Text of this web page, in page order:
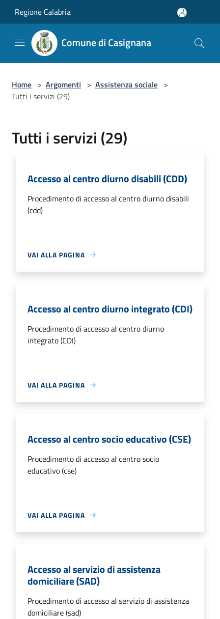
Regione Calabria
Comune di Casignana
Home > Argomenti > Assistenza sociale >
Tutti i servizi (29)
Tutti i servizi (29)
Accesso al centro diurno disabili (CDD)
Procedimento di accesso al centro diurno disabili
(cdd)
VAI ALLA PAGINA
Accesso al centro diurno integrato (CDI)
Procedimento di accesso al centro diurno
integrato (CDI)
VAI ALLA PAGINA
Accesso al centro socio educativo (CSE)
Procedimento di accesso al centro socio
educativo (cse)
VAI ALLA PAGINA
Accesso al servizio di assistenza
domiciliare (SAD)
Procedimento di accesso al servizio di assistenza
domiciliare (sad)